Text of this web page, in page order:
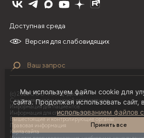
Версия для слабовидящих
Доступная среда
(с) 2026 ООО "НИЛЦ "Деома"
Сведения о медицинской организации
Информация для пациентов
Информация для специалистов
Вышестоящие и контролирующие органы
Правовая информация
Карта сайта
Мы используем файлы cookie для
сайта. Продолжая использовать сайт,
использованием файлов
Принять все